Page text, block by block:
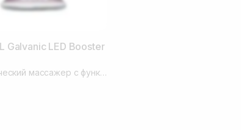
Galvanic LED Booster
Гальванический массажер с функцией светотерапии для ухода за кожей